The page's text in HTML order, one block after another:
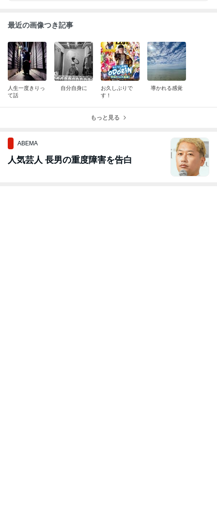
最近の画像つき記事
人生一度きりっ
て話
自分自身に
お久しぶりで
す！
導かれる感覚
もっと見る
ABEMA
人気芸人 長男の重度障害を告白